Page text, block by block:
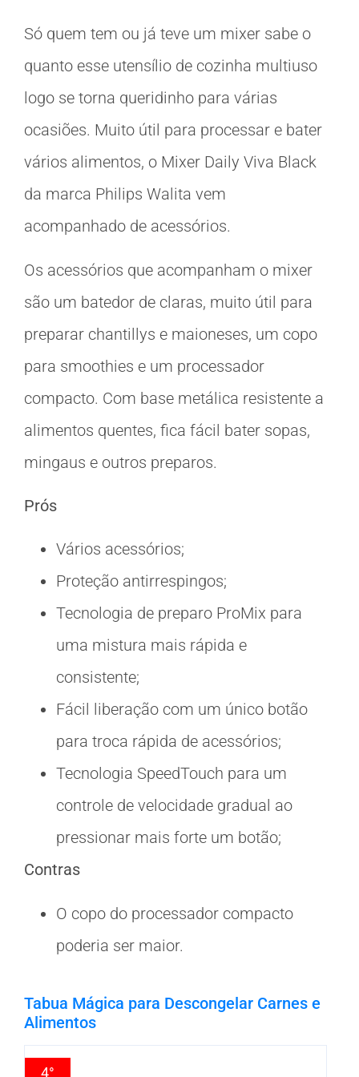
Só quem tem ou já teve um mixer sabe o
quanto esse utensílio de cozinha multiuso
logo se torna queridinho para várias
ocasiões. Muito útil para processar e bater
vários alimentos, o Mixer Daily Viva Black
da marca Philips Walita vem
acompanhado de acessórios.
Os acessórios que acompanham o mixer
são um batedor de claras, muito útil para
preparar chantillys e maioneses, um copo
para smoothies e um processador
compacto. Com base metálica resistente a
alimentos quentes, fica fácil bater sopas,
mingaus e outros preparos.
Prós
Vários acessórios;
Proteção antirrespingos;
Tecnologia de preparo ProMix para
uma mistura mais rápida e
consistente;
Fácil liberação com um único botão
para troca rápida de acessórios;
Tecnologia SpeedTouch para um
controle de velocidade gradual ao
pressionar mais forte um botão;
Contras
O copo do processador compacto
poderia ser maior.
Tabua Mágica para Descongelar Carnes e
Alimentos
4°